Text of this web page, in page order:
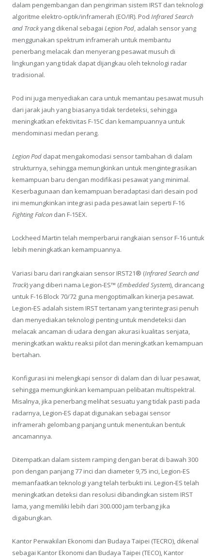
dalam pengembangan dan pengiriman sistem IRST dan teknologi
algoritme elektro-optik/inframerah (EO/IR). Pod Infrared Search
and Trackyang dikenal sebagai Legion Pod, adalah sensor yang
menggunakan spektrum inframerah untuk membantu
penerbang melacak dan menyerang pesawat musuh di
lingkungan yang tidak dapat dijangkau oleh teknologi radar
tradisional.
Pod ini juga menyediakan cara untuk memantau pesawat musuh
dari jarak jauh yang biasanya tidak terdeteksi, sehingga
meningkatkan efektivitas F-15C dan kemampuannya untuk
mendominasi medan perang.
Legion Pod dapat mengakomodasi sensor tambahan di dalam
strukturnya, sehingga memungkinkan untuk mengintegrasikan
kemampuan baru dengan modifikasi pesawat yang minimal.
Keserbagunaan dan kemampuan beradaptasi dari desain pod
ini memungkinkan integrasi pada pesawat lain seperti F-16
Fighting Falcon dan F-15EX.
Lockheed Martin telah memperbarui rangkaian sensor F-16 untuk
lebih meningkatkan kemampuannya.
Variasi baru dari rangkaian sensor IRST21® (Infrared Search and
Track) yang diberi nama Legion-ES™ (Embedded System), dirancang
untuk F-16 Block 70/72 guna mengoptimalkan kinerja pesawat.
Legion-ES adalah sistem IRST tertanam yang terintegrasi penuh
dan menyediakan teknologi penting untuk mendeteksi dan
melacak ancaman di udara dengan akurasi kualitas senjata,
meningkatkan waktu reaksi pilot dan meningkatkan kemampuan
bertahan.
Konfigurasi ini melengkapi sensor di dalam dan di luar pesawat,
sehingga memungkinkan kemampuan pelibatan multispektral.
Misalnya, jika penerbang melihat sesuatu yang tidak pasti pada
radarnya, Legion-ES dapat digunakan sebagai sensor
inframerah gelombang panjang untuk menentukan bentuk
ancamannya.
Ditempatkan dalam sistem ramping dengan berat di bawah 300
pon dengan panjang 77 inci dan diameter 9,75 inci, Legion-ES
memanfaatkan teknologi yang telah terbukti ini. Legion-ES telah
meningkatkan deteksi dan resolusi dibandingkan sistem IRST
lama, yang memiliki lebih dari 300.000 jam terbang jika
digabungkan.
Kantor Perwakilan Ekonomi dan Budaya Taipei (TECRO), dikenal
sebagai Kantor Ekonomi dan Budaya Taipei (TECO), Kantor